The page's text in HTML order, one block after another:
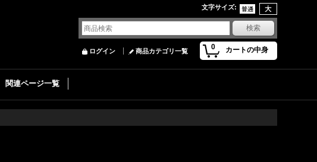
文字サイズ:
0 カートの中身
ログイン 商品カテゴリ一覧
関連ページ一覧